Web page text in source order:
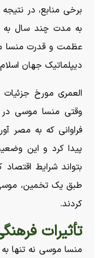
برخی منابع، در
به مدت چند سال
عظمت و قدرت منسا
دیپلماتیک جهان
العمری مورخ
فراوانی که به مصر
بتواند شرایط
کردند.
تأثیرات
منسا موسی نه تنها